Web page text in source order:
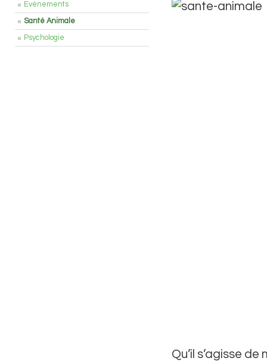
Evénements
Santé Animale
Psychologie
Qu’il s’agisse